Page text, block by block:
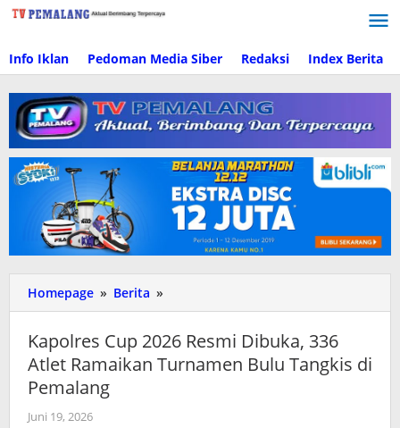
Lewati
Info Iklan Pedoman Media Siber Redaksi Index Berita
Homepage » Berita »
Cup
Resmi
Dibuka,
Kapolres Cup 2026 Resmi Dibuka, 336
Atlet Ramaikan Turnamen Bulu Tangkis di
Pemalang
Juni 19, 2026